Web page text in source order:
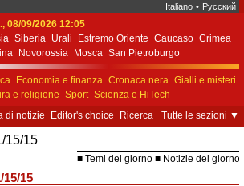
Italiano • Русский
08/09/2026 12:05
Siberia Urali Estremo Oriente Caucaso Crimea
Novorossia Mosca San Pietroburgo
Kiev Simferopol
Sebastopoli
Economia e finanza Cronaca nera Gialli e misteri
e religione Sport Scienza e HiTech
e società
Unione Europea
di notizie Editor's choice Ricerca Tutte le sezioni ▼
15/15
Temi del giorno Notizie del giorno
15